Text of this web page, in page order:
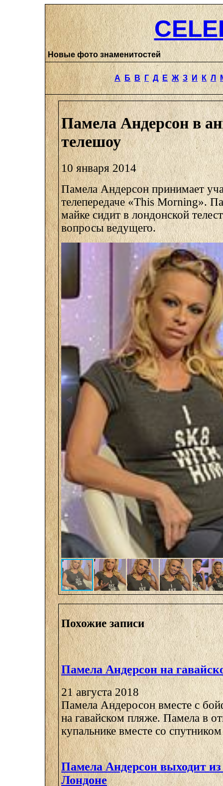
Новые фото знаменитостей
А Б В Г Д Е Ж З И К Л
Памела Андерсон в
телешоу
10 января 2014
Памела Андерсон принимает
телепередаче «This Morning».
майке сидит в лондонской
вопросы ведущего.
Похожие записи
Памела Андерсон на
21 августа 2018
Памела Андеросон вместе с
на гавайском пляже. Памела в
купальнике вместе со
Памела Андерсон выходит из
Лондоне